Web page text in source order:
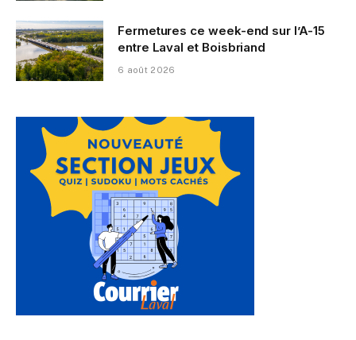
Fermetures ce week-end sur l’A-15
entre Laval et Boisbriand
6 août 2026